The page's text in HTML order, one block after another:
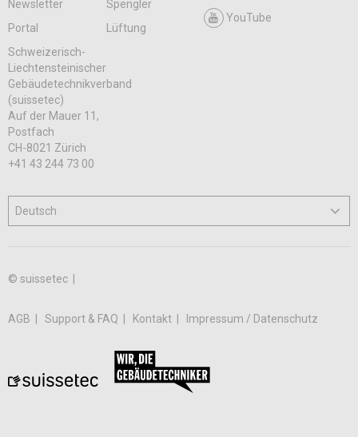
Newsletter
Spengler
Portal
Lüftung
YouTube
Schweizerisch-
Liechtensteinischer
Gebäudetechnikverband
(suissetec)
Auf der Mauer 11,
Postfach
CH-8021 Zürich
+41 43 244 73 00
© suissetec |
AGB Support & FAQ Kontakt Impressum / Datenschutz